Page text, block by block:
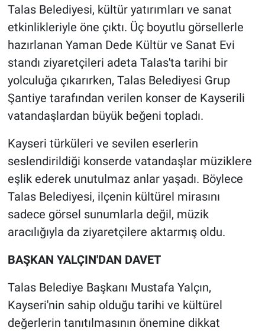
Talas Belediyesi, kültür yatırımları ve sanat
etkinlikleriyle öne çıktı. Üç boyutlu görsellerle
hazırlanan Yaman Dede Kültür ve Sanat Evi
standı ziyaretçileri adeta Talas'ta tarihi bir
yolculuğa çıkarırken, Talas Belediyesi Grup
Şantiye tarafından verilen konser de Kayserili
vatandaşlardan büyük beğeni topladı.
Kayseri türküleri ve sevilen eserlerin
seslendirildiği konserde vatandaşlar müziklere
eşlik ederek unutulmaz anlar yaşadı. Böylece
Talas Belediyesi, ilçenin kültürel mirasını
sadece görsel sunumlarla değil, müzik
aracılığıyla da ziyaretçilere aktarmış oldu.
BAŞKAN YALÇIN'DAN DAVET
Talas Belediye Başkanı Mustafa Yalçın,
Kayseri'nin sahip olduğu tarihi ve kültürel
değerlerin tanıtılmasının önemine dikkat